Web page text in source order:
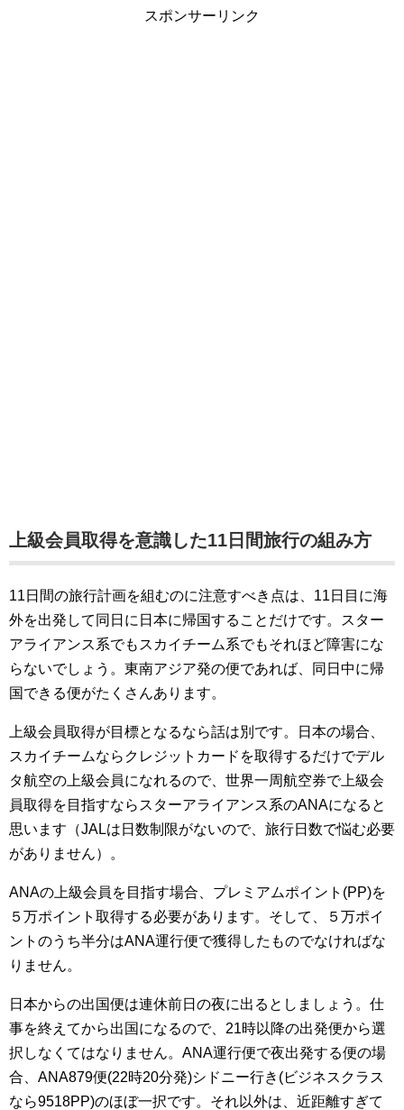
スポンサーリンク
上級会員取得を意識した11日間旅行の組み方
11日間の旅行計画を組むのに注意すべき点は、11日目に海
外を出発して同日に日本に帰国することだけです。スター
アライアンス系でもスカイチーム系でもそれほど障害にな
らないでしょう。東南アジア発の便であれば、同日中に帰
国できる便がたくさんあります。
上級会員取得が目標となるなら話は別です。日本の場合、
スカイチームならクレジットカードを取得するだけでデル
タ航空の上級会員になれるので、世界一周航空券で上級会
員取得を目指すならスターアライアンス系のANAになると
思います（JALは日数制限がないので、旅行日数で悩む必要
がありません）。
ANAの上級会員を目指す場合、プレミアムポイント(PP)を
５万ポイント取得する必要があります。そして、５万ポイ
ントのうち半分はANA運行便で獲得したものでなければな
りません。
日本からの出国便は連休前日の夜に出るとしましょう。仕
事を終えてから出国になるので、21時以降の出発便から選
択しなくてはなりません。ANA運行便で夜出発する便の場
合、ANA879便(22時20分発)シドニー行き(ビジネスクラス
なら9518PP)のほぼ一択です。それ以外は、近距離すぎて